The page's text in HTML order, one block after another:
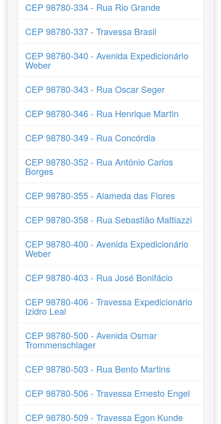
CEP 98780-334 - Rua Rio Grande
CEP 98780-337 - Travessa Brasil
CEP 98780-340 - Avenida Expedicionário
Weber
CEP 98780-343 - Rua Oscar Seger
CEP 98780-346 - Rua Henrique Martin
CEP 98780-349 - Rua Concórdia
CEP 98780-352 - Rua Antônio Carlos
Borges
CEP 98780-355 - Alameda das Flores
CEP 98780-358 - Rua Sebastião Mattiazzi
CEP 98780-400 - Avenida Expedicionário
Weber
CEP 98780-403 - Rua José Bonifácio
CEP 98780-406 - Travessa Expedicionário
Izidro Leal
CEP 98780-500 - Avenida Osmar
Trommenschlager
CEP 98780-503 - Rua Bento Martins
CEP 98780-506 - Travessa Ernesto Engel
CEP 98780-509 - Travessa Egon Kunde